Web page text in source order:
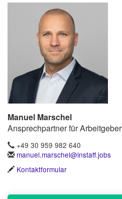
Manuel Marschel
Ansprechpartner für Arbeitgeber
+49 30 959 982 640
manuel.marschel@instaff.jobs
Kontaktformular